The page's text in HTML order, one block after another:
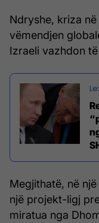
Ndryshe, kriza
vëmendjen
Izraeli vazhdon
Megjithatë, në
një projekt-ligj
miratua nga